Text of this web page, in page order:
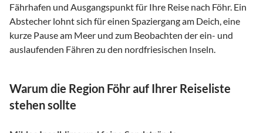
Fährhafen und Ausgangspunkt für Ihre Reise nach Föhr. Ein
Abstecher lohnt sich für einen Spaziergang am Deich, eine
kurze Pause am Meer und zum Beobachten der ein- und
auslaufenden Fähren zu den nordfriesischen Inseln.
Warum die Region Föhr auf Ihrer Reiseliste
stehen sollte